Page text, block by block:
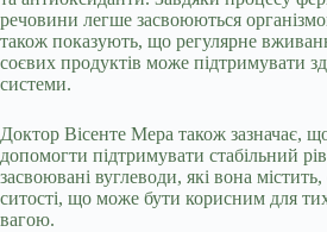
речовини легше засвоюються
також показують, що регулярне
соєвих продуктів може підтримувати
системи.
Доктор Вісенте Мера також зазначає,
допомогти підтримувати стабільний
засвоювані вуглеводи, які вона
ситості, що може бути корисним для
вагою.